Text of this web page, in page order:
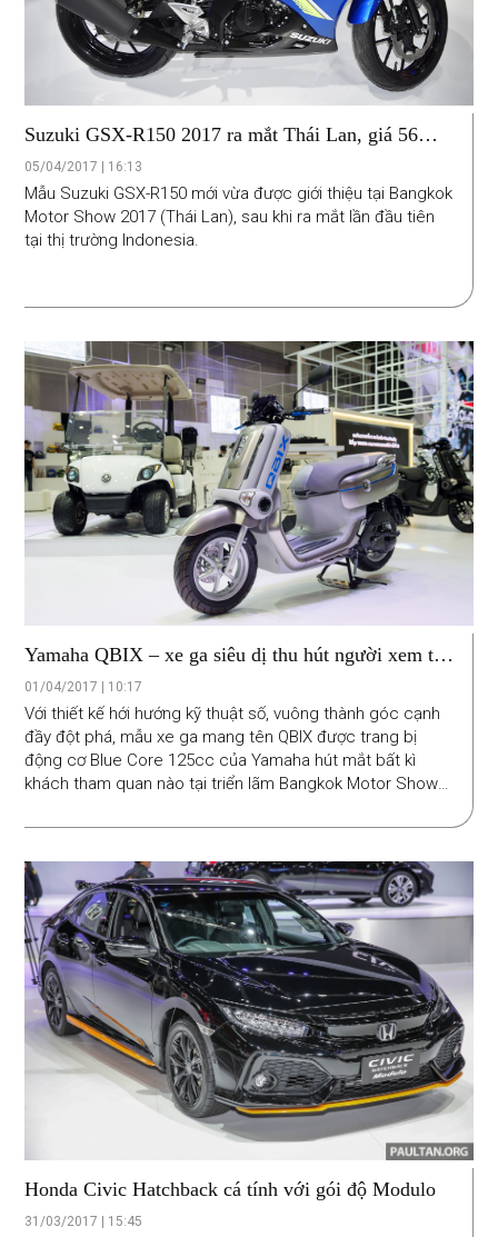
Suzuki GSX-R150 2017 ra mắt Thái Lan, giá 56
triệu đồng
05/04/2017 | 16:13
Mẫu Suzuki GSX-R150 mới vừa được giới thiệu tại Bangkok
Motor Show 2017 (Thái Lan), sau khi ra mắt lần đầu tiên
tại thị trường Indonesia.
Yamaha QBIX – xe ga siêu dị thu hút người xem tại
Bangkok Motor Show 2017
01/04/2017 | 10:17
Với thiết kế hới hướng kỹ thuật số, vuông thành góc cạnh
đầy đột phá, mẫu xe ga mang tên QBIX được trang bị
động cơ Blue Core 125cc của Yamaha hút mắt bất kì
khách tham quan nào tại triển lãm Bangkok Motor Show
Honda Civic Hatchback cá tính với gói độ Modulo
31/03/2017 | 15:45